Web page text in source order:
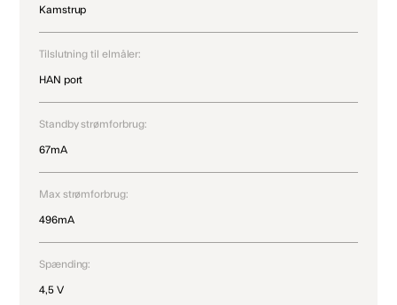
Kamstrup
Tilslutning til elmåler:
HAN port
Standby strømforbrug:
67mA
Max strømforbrug:
496mA
Spænding:
4,5 V